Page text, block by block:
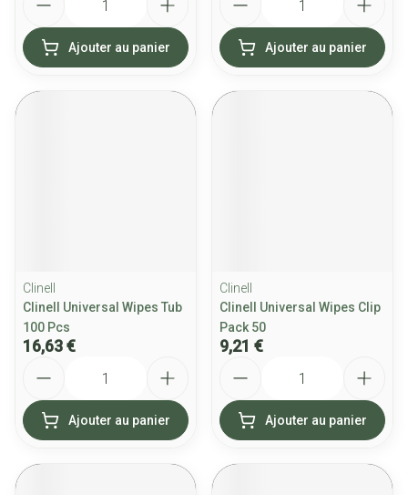
Ajouter au panier Ajouter au panier
Clinell
Clinell Universal Wipes Tub
100 Pcs
16,63 €
Ajouter au panier
Clinell
Clinell Universal Wipes Clip
Pack 50
9,21 €
Ajouter au panier